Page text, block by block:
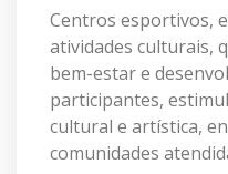
Centros esportivos,
atividades culturais,
bem-estar e
participantes,
cultural e artística,
comunidades